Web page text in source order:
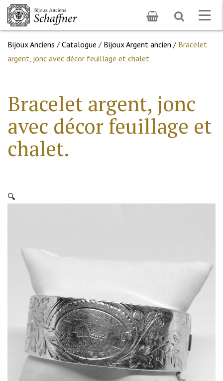
Toggle
search
Bijoux Anciens / Catalogue / Bijoux Argent ancien / Bracelet
argent, jonc avec décor feuillage et chalet.
Bracelet argent, jonc
avec décor feuillage et
chalet.
🔍